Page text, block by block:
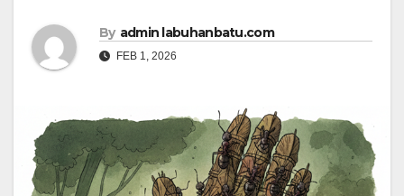
By admin labuhanbatu.com
FEB 1, 2026